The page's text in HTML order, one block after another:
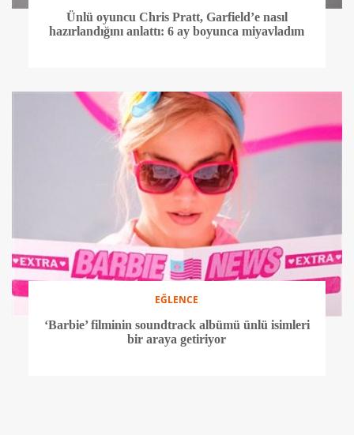
Ünlü oyuncu Chris Pratt, Garfield’e nasıl
hazırlandığını anlattı: 6 ay boyunca miyavladım
EĞLENCE
‘Barbie’ filminin soundtrack albümü ünlü isimleri
bir araya getiriyor